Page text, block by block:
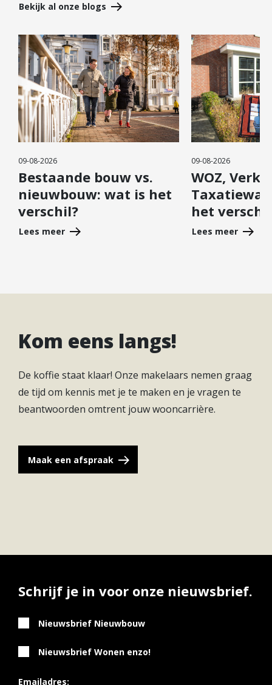
Bekijk al onze blogs
09-08-2026
Bestaande bouw vs.
nieuwbouw: wat is het
verschil?
Lees meer
09-08-2026
WOZ,
het
Lees meer
Kom eens langs!
De koffie staat klaar! Onze makelaars nemen graag
de tijd om kennis met je te maken en je vragen te
beantwoorden omtrent jouw wooncarrière.
Maak een afspraak
Schrijf je in voor onze nieuwsbrief.
Nieuwsbrief Nieuwbouw
Nieuwsbrief Wonen enzo!
Emailadres: